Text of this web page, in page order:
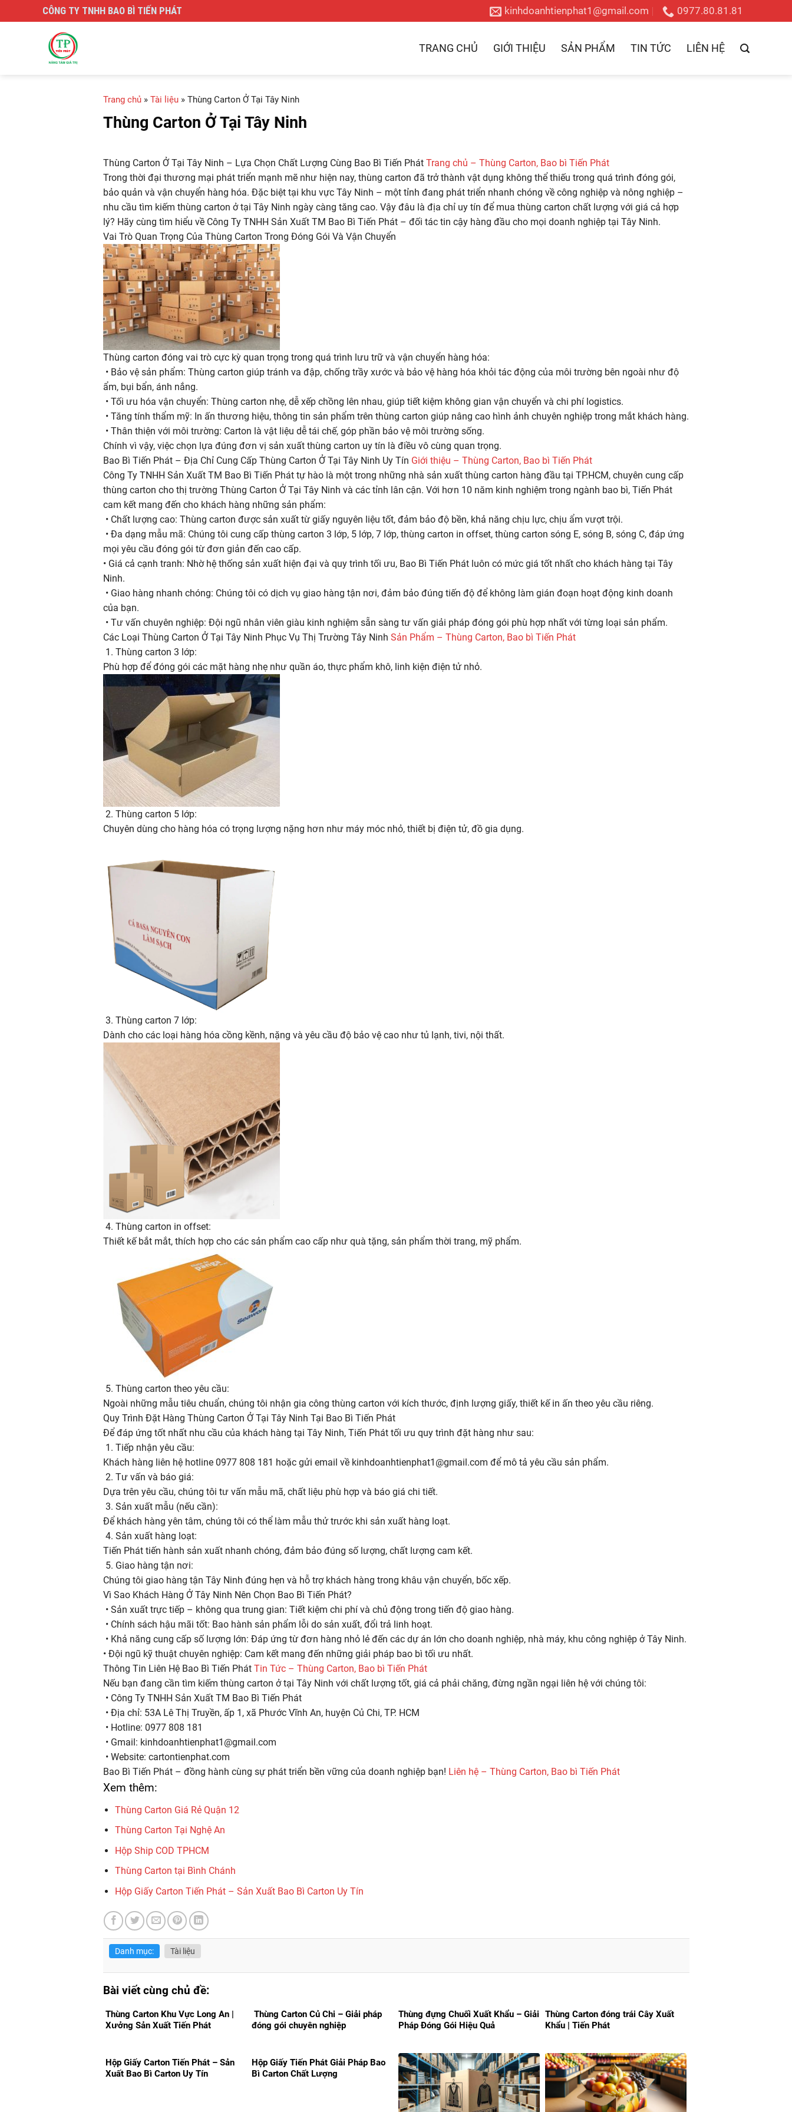
to
CÔNG TY TNHH BAO BÌ TIẾN PHÁT kinhdoanhtienphat1@gmail.com 0977.80.81.81
TRANG CHỦ GIỚI THIỆU SẢN PHẨM TIN TỨC LIÊN HỆ
Trang chủ» Tài liệu» Thùng Carton Ở Tại Tây Ninh
Thùng Carton Ở Tại Tây Ninh
Thùng Carton Ở Tại Tây Ninh – Lựa Chọn Chất Lượng Cùng Bao Bì Tiến Phát Trang chủ – Thùng Carton, Bao bì Tiến Phát
Trong thời đại thương mại phát triển mạnh mẽ như hiện nay, thùng carton đã trở thành vật dụng không thể thiếu trong quá trình đóng gói,
bảo quản và vận chuyển hàng hóa. Đặc biệt tại khu vực Tây Ninh – một tỉnh đang phát triển nhanh chóng về công nghiệp và nông nghiệp –
nhu cầu tìm kiếm thùng carton ở tại Tây Ninh ngày càng tăng cao. Vậy đâu là địa chỉ uy tín để mua thùng carton chất lượng với giá cả hợp
lý? Hãy cùng tìm hiểu về Công Ty TNHH Sản Xuất TM Bao Bì Tiến Phát – đối tác tin cậy hàng đầu cho mọi doanh nghiệp tại Tây Ninh.
Vai Trò Quan Trọng Của Thùng Carton Trong Đóng Gói Và Vận Chuyển
Thùng carton đóng vai trò cực kỳ quan trọng trong quá trình lưu trữ và vận chuyển hàng hóa:
• Bảo vệ sản phẩm: Thùng carton giúp tránh va đập, chống trầy xước và bảo vệ hàng hóa khỏi tác động của môi trường bên ngoài như độ
ẩm, bụi bẩn, ánh nắng.
• Tối ưu hóa vận chuyển: Thùng carton nhẹ, dễ xếp chồng lên nhau, giúp tiết kiệm không gian vận chuyển và chi phí logistics.
• Tăng tính thẩm mỹ: In ấn thương hiệu, thông tin sản phẩm trên thùng carton giúp nâng cao hình ảnh chuyên nghiệp trong mắt khách hàng.
• Thân thiện với môi trường: Carton là vật liệu dễ tái chế, góp phần bảo vệ môi trường sống.
Chính vì vậy, việc chọn lựa đúng đơn vị sản xuất thùng carton uy tín là điều vô cùng quan trọng.
Bao Bì Tiến Phát – Địa Chỉ Cung Cấp Thùng Carton Ở Tại Tây Ninh Uy Tín Giới thiệu – Thùng Carton, Bao bì Tiến Phát
Công Ty TNHH Sản Xuất TM Bao Bì Tiến Phát tự hào là một trong những nhà sản xuất thùng carton hàng đầu tại TP.HCM, chuyên cung cấp
thùng carton cho thị trường Thùng Carton Ở Tại Tây Ninh và các tỉnh lân cận. Với hơn 10 năm kinh nghiệm trong ngành bao bì, Tiến Phát
cam kết mang đến cho khách hàng những sản phẩm:
• Chất lượng cao: Thùng carton được sản xuất từ giấy nguyên liệu tốt, đảm bảo độ bền, khả năng chịu lực, chịu ẩm vượt trội.
• Đa dạng mẫu mã: Chúng tôi cung cấp thùng carton 3 lớp, 5 lớp, 7 lớp, thùng carton in offset, thùng carton sóng E, sóng B, sóng C, đáp ứng
mọi yêu cầu đóng gói từ đơn giản đến cao cấp.
• Giá cả cạnh tranh: Nhờ hệ thống sản xuất hiện đại và quy trình tối ưu, Bao Bì Tiến Phát luôn có mức giá tốt nhất cho khách hàng tại Tây
Ninh.
• Giao hàng nhanh chóng: Chúng tôi có dịch vụ giao hàng tận nơi, đảm bảo đúng tiến độ để không làm gián đoạn hoạt động kinh doanh
của bạn.
• Tư vấn chuyên nghiệp: Đội ngũ nhân viên giàu kinh nghiệm sẵn sàng tư vấn giải pháp đóng gói phù hợp nhất với từng loại sản phẩm.
Các Loại Thùng Carton Ở Tại Tây Ninh Phục Vụ Thị Trường Tây Ninh Sản Phẩm – Thùng Carton, Bao bì Tiến Phát
1. Thùng carton 3 lớp:
Phù hợp để đóng gói các mặt hàng nhẹ như quần áo, thực phẩm khô, linh kiện điện tử nhỏ.
2. Thùng carton 5 lớp:
Chuyên dùng cho hàng hóa có trọng lượng nặng hơn như máy móc nhỏ, thiết bị điện tử, đồ gia dụng.
3. Thùng carton 7 lớp:
Dành cho các loại hàng hóa cồng kềnh, nặng và yêu cầu độ bảo vệ cao như tủ lạnh, tivi, nội thất.
4. Thùng carton in offset:
Thiết kế bắt mắt, thích hợp cho các sản phẩm cao cấp như quà tặng, sản phẩm thời trang, mỹ phẩm.
5. Thùng carton theo yêu cầu:
Ngoài những mẫu tiêu chuẩn, chúng tôi nhận gia công thùng carton với kích thước, định lượng giấy, thiết kế in ấn theo yêu cầu riêng.
Quy Trình Đặt Hàng Thùng Carton Ở Tại Tây Ninh Tại Bao Bì Tiến Phát
Để đáp ứng tốt nhất nhu cầu của khách hàng tại Tây Ninh, Tiến Phát tối ưu quy trình đặt hàng như sau:
1. Tiếp nhận yêu cầu:
Khách hàng liên hệ hotline 0977 808 181 hoặc gửi email về kinhdoanhtienphat1@gmail.com để mô tả yêu cầu sản phẩm.
2. Tư vấn và báo giá:
Dựa trên yêu cầu, chúng tôi tư vấn mẫu mã, chất liệu phù hợp và báo giá chi tiết.
3. Sản xuất mẫu (nếu cần):
Để khách hàng yên tâm, chúng tôi có thể làm mẫu thử trước khi sản xuất hàng loạt.
4. Sản xuất hàng loạt:
Tiến Phát tiến hành sản xuất nhanh chóng, đảm bảo đúng số lượng, chất lượng cam kết.
5. Giao hàng tận nơi:
Chúng tôi giao hàng tận Tây Ninh đúng hẹn và hỗ trợ khách hàng trong khâu vận chuyển, bốc xếp.
Vì Sao Khách Hàng Ở Tây Ninh Nên Chọn Bao Bì Tiến Phát?
• Sản xuất trực tiếp – không qua trung gian: Tiết kiệm chi phí và chủ động trong tiến độ giao hàng.
• Chính sách hậu mãi tốt: Bao hành sản phẩm lỗi do sản xuất, đổi trả linh hoạt.
• Khả năng cung cấp số lượng lớn: Đáp ứng từ đơn hàng nhỏ lẻ đến các dự án lớn cho doanh nghiệp, nhà máy, khu công nghiệp ở Tây Ninh.
• Đội ngũ kỹ thuật chuyên nghiệp: Cam kết mang đến những giải pháp bao bì tối ưu nhất.
Thông Tin Liên Hệ Bao Bì Tiến Phát Tin Tức – Thùng Carton, Bao bì Tiến Phát
Nếu bạn đang cần tìm kiếm thùng carton ở tại Tây Ninh với chất lượng tốt, giá cả phải chăng, đừng ngần ngại liên hệ với chúng tôi:
• Công Ty TNHH Sản Xuất TM Bao Bì Tiến Phát
• Địa chỉ: 53A Lê Thị Truyền, ấp 1, xã Phước Vĩnh An, huyện Củ Chi, TP. HCM
• Hotline: 0977 808 181
• Gmail: kinhdoanhtienphat1@gmail.com
• Website: cartontienphat.com
Bao Bì Tiến Phát – đồng hành cùng sự phát triển bền vững của doanh nghiệp bạn! Liên hệ – Thùng Carton, Bao bì Tiến Phát
Xem thêm:
Thùng Carton Giá Rẻ Quận 12
Thùng Carton Tại Nghệ An
Hộp Ship COD TPHCM
Thùng Carton tại Bình Chánh
Hộp Giấy Carton Tiến Phát – Sản Xuất Bao Bì Carton Uy Tín
Danh mục: Tài liệu
Bài viết cùng chủ đề:
Thùng Carton Khu Vực Long An |
Xưởng Sản Xuất Tiến Phát
Thùng Carton Củ Chi – Giải pháp
đóng gói chuyên nghiệp
Thùng đựng Chuối Xuất Khẩu – Giải
Pháp Đóng Gói Hiệu Quả
Thùng Carton đóng trái Cây Xuất
Khẩu | Tiến Phát
Hộp Giấy Carton Tiến Phát – Sản
Xuất Bao Bì Carton Uy Tín
Hộp Giấy Tiến Phát Giải Pháp Bao
Bì Carton Chất Lượng